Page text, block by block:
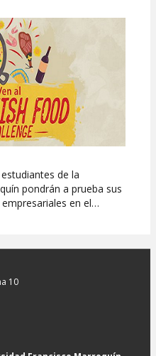
de la
pondrán a prueba sus
en el…
10